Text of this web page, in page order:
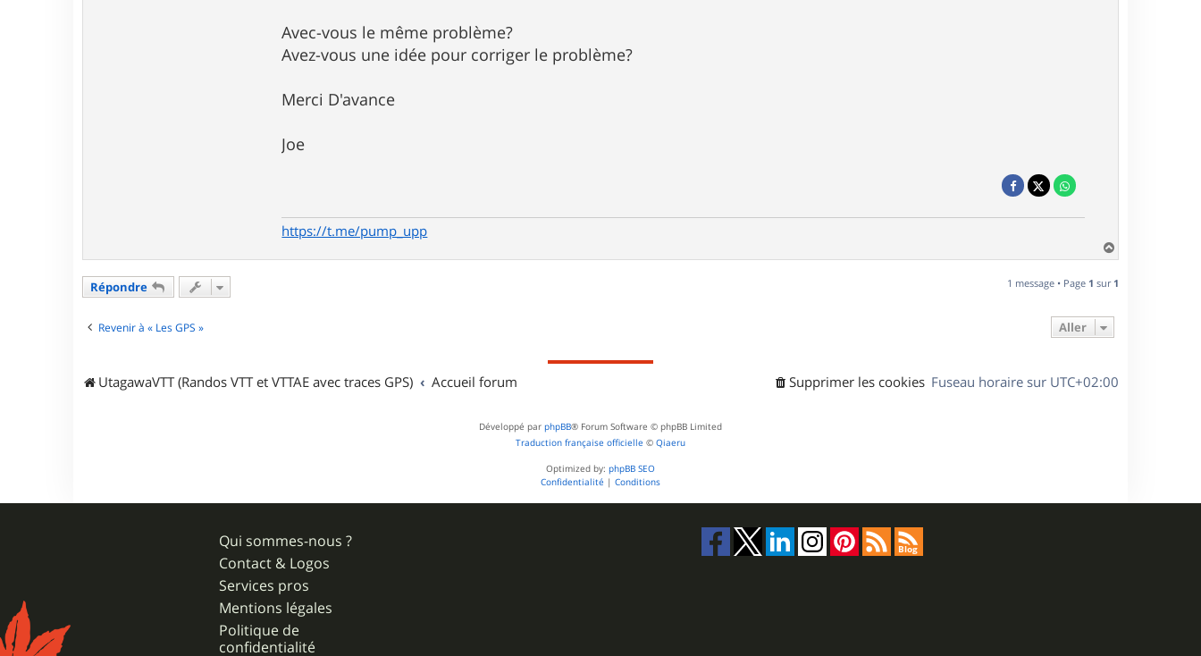
Avec-vous le même problème?
Avez-vous une idée pour corriger le problème?
Merci D'avance
Joe
https://t.me/pump_upp
a
t
Répondre 1 message • Page 1 sur 1
Revenir à « Les GPS » Aller
UtagawaVTT (Randos VTT et VTTAE avec traces GPS) Accueil forum Fuseau horaire sur UTC+02:00
Supprimer les cookies
Développé par phpBB® Forum Software © phpBB Limited
Traduction française officielle © Qiaeru
Optimized by: phpBB SEO
Confidentialité | Conditions
Qui sommes-nous ?
Contact & Logos
Services pros
Mentions légales
Politique de
confidentialité